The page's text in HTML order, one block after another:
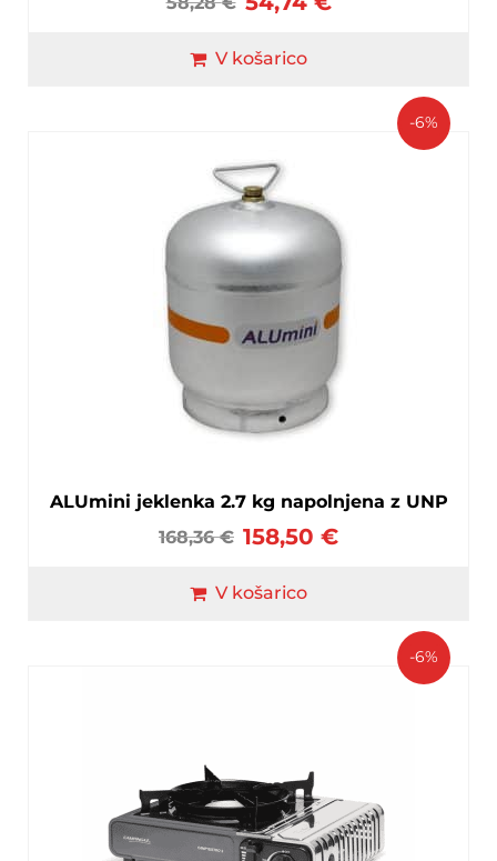
V košarico
-6%
ALUmini jeklenka 2.7 kg napolnjena z UNP
168,36€ 158,50 €
V košarico
-6%